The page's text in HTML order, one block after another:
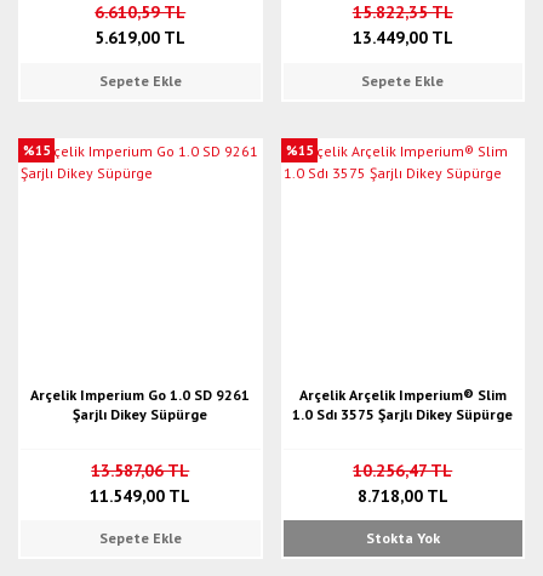
6.610,59 TL
5.619,00 TL
Sepete Ekle
15.822,35 TL
13.449,00 TL
Sepete Ekle
%15
Arçelik Imperium Go 1.0 SD 9261
Şarjlı Dikey Süpürge
13.587,06 TL
11.549,00 TL
Sepete Ekle
%15
Arçelik Arçelik Imperium® Slim
1.0 Sdı 3575 Şarjlı Dikey Süpürge
10.256,47 TL
8.718,00 TL
Stokta Yok